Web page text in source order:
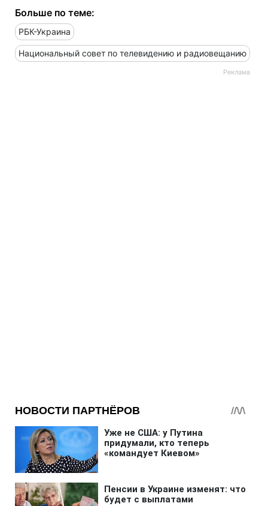
Больше по теме:
РБК-Украина
Национальный совет по телевидению и радиовещанию